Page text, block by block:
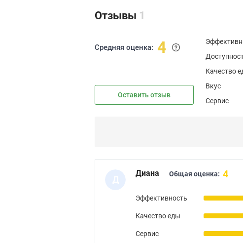
Отзывы 1
Средняя оценка: 4
Оставить отзыв
Качество
Вкус
Сервис
Д
Диана Общая оценка: 4
Эффективность
Качество еды
Сервис